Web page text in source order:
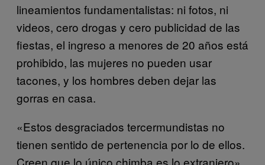
lineamientos fundamentalistas: ni fotos, ni
videos, cero drogas y cero publicidad de las
fiestas, el ingreso a menores de 20 años está
prohibido, las mujeres no pueden usar
tacones, y los hombres deben dejar las
gorras en casa.
«Estos desgraciados tercermundistas no
tienen sentido de pertenencia por lo de ellos.
Creen que lo único chimba es lo extranjero».